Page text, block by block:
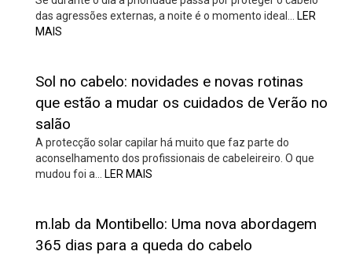
das agressões externas, a noite é o momento ideal…
LER
MAIS
Sol no cabelo: novidades e novas rotinas
que estão a mudar os cuidados de Verão no
salão
A protecção solar capilar há muito que faz parte do
aconselhamento dos profissionais de cabeleireiro. O que
mudou foi a…
LER MAIS
m.lab da Montibello: Uma nova abordagem
365 dias para a queda do cabelo